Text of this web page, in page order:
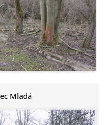
Mladá